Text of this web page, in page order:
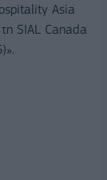
Asia
SIAL Canada